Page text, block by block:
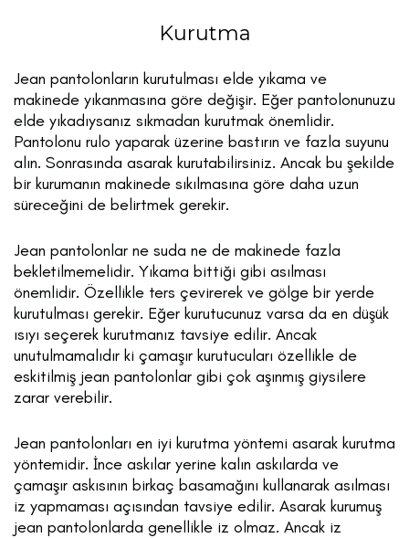
Kurutma
Jean pantolonların kurutulması elde yıkama ve
makinede yıkanmasına göre değişir. Eğer pantolonunuzu
elde yıkadıysanız sıkmadan kurutmak önemlidir.
Pantolonu rulo yaparak üzerine bastırın ve fazla suyunu
alın. Sonrasında asarak kurutabilirsiniz. Ancak bu şekilde
bir kurumanın makinede sıkılmasına göre daha uzun
süreceğini de belirtmek gerekir.
Jean pantolonlar ne suda ne de makinede fazla
bekletilmemelidir. Yıkama bittiği gibi asılması
önemlidir. Özellikle ters çevirerek ve gölge bir yerde
kurutulması gerekir. Eğer kurutucunuz varsa da en düşük
ısıyı seçerek kurutmanız tavsiye edilir. Ancak
unutulmamalıdır ki çamaşır kurutucuları özellikle de
eskitilmiş jean pantolonlar gibi çok aşınmış giysilere
zarar verebilir.
Jean pantolonları en iyi kurutma yöntemi asarak kurutma
yöntemidir. İnce askılar yerine kalın askılarda ve
çamaşır askısının birkaç basamağını kullanarak asılması
iz yapmaması açısından tavsiye edilir. Asarak kurumuş
jean pantolonlarda genellikle iz olmaz. Ancak iz